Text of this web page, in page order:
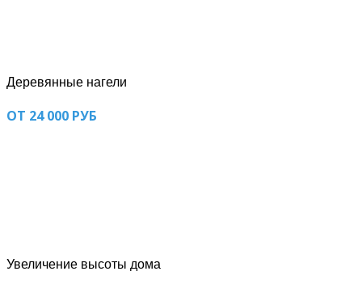
Деревянные нагели
ОТ 24 000 РУБ
Увеличение высоты дома